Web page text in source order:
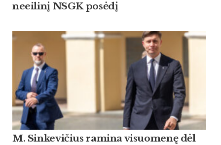
neeilinį NSGK posėdį
M. Sinkevičius ramina visuomenę dėl